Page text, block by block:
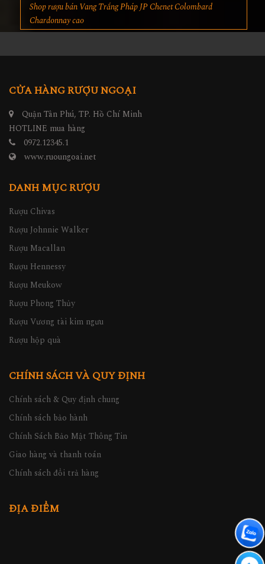
Shop rượu bán Vang Trắng Pháp JP Chenet Colombard
Chardonnay cao
CỬA HÀNG RƯỢU NGOẠI
Quận Tân Phú, TP. Hồ Chí Minh
HOTLINE mua hàng
0972.12345.1
www.ruoungoai.net
DANH MỤC RƯỢU
Rượu Chivas
Rượu Johnnie Walker
Rượu Macallan
Rượu Hennessy
Rượu Meukow
Rượu Phong Thủy
Rượu Vương tài kim ngưu
Rượu hộp quà
CHÍNH SÁCH VÀ QUY ĐỊNH
Chính sách & Quy định chung
Chính sách bảo hành
Chính Sách Bảo Mật Thông Tin
Giao hàng và thanh toán
Chính sách đổi trả hàng
ĐỊA ĐIỂM